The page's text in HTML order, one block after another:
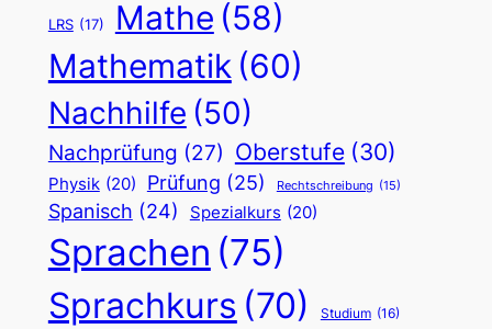
LRS (17) Mathe (58)
Mathematik (60)
Nachhilfe (50)
Nachprüfung (27) Oberstufe (30)
Physik (20) Prüfung (25) Rechtschreibung (15)
Spanisch (24) Spezialkurs (20)
Sprachen (75)
Sprachkurs (70) Studium (16)